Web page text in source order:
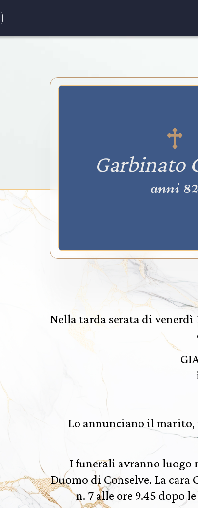
Garbinato
anni 82
Nella tarda serata di
Lo annunciano il
I funerali avranno luogo
Duomo di Conselve. La
n. 7 alle ore 9.45 dopo